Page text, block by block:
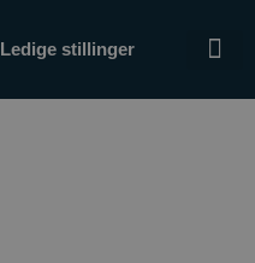
Ledige stillinger